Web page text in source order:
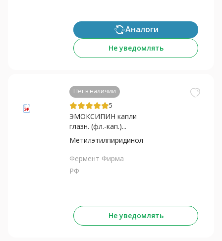
Аналоги
Не уведомлять
Нет в наличии
5
ЭМОКСИПИН капли
глазн. (фл.-кап.)...
Метилэтилпиридинол
Фермент Фирма
РФ
Не уведомлять